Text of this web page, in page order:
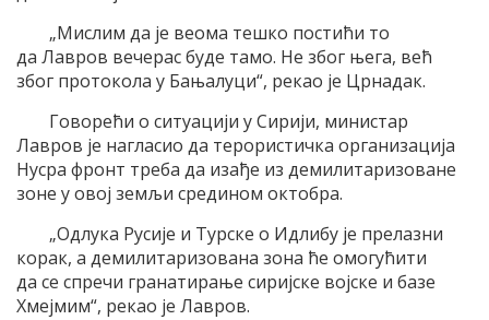
„Мислим да је веома тешко постићи то
да Лавров вечерас буде тамо. Не због њега, већ
због протокола у Бањалуци“, рекао је Црнадак.
Говорећи о ситуацији у Сирији, министар
Лавров је нагласио да терористичка организација
Нусра фронт треба да изађе из демилитаризоване
зоне у овој земљи средином октобра.
„Одлука Русије и Турске о Идлибу је прелазни
корак, а демилитаризована зона ће омогућити
да се спречи гранатирање сиријске војске и базе
Хмејмим“, рекао је Лавров.